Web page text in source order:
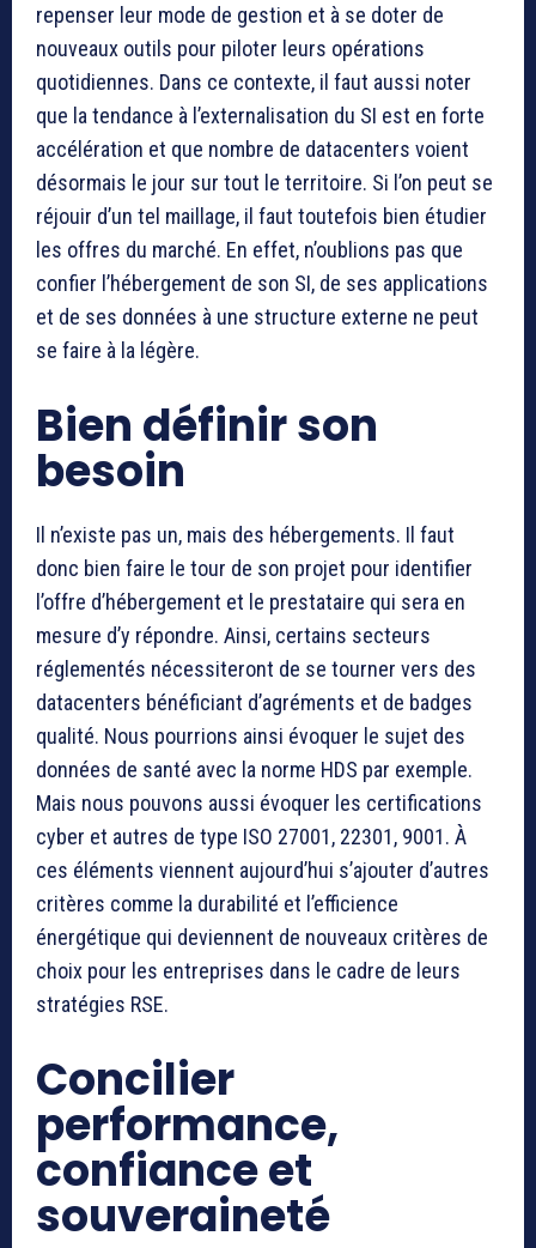
repenser leur mode de gestion et à se doter de
nouveaux outils pour piloter leurs opérations
quotidiennes. Dans ce contexte, il faut aussi noter
que la tendance à l’externalisation du SI est en forte
accélération et que nombre de datacenters voient
désormais le jour sur tout le territoire. Si l’on peut se
réjouir d’un tel maillage, il faut toutefois bien étudier
les offres du marché. En effet, n’oublions pas que
confier l’hébergement de son SI, de ses applications
et de ses données à une structure externe ne peut
se faire à la légère.
Bien définir son
besoin
Il n’existe pas un, mais des hébergements. Il faut
donc bien faire le tour de son projet pour identifier
l’offre d’hébergement et le prestataire qui sera en
mesure d’y répondre. Ainsi, certains secteurs
réglementés nécessiteront de se tourner vers des
datacenters bénéficiant d’agréments et de badges
qualité. Nous pourrions ainsi évoquer le sujet des
données de santé avec la norme HDS par exemple.
Mais nous pouvons aussi évoquer les certifications
cyber et autres de type ISO 27001, 22301, 9001. À
ces éléments viennent aujourd’hui s’ajouter d’autres
critères comme la durabilité et l’efficience
énergétique qui deviennent de nouveaux critères de
choix pour les entreprises dans le cadre de leurs
stratégies RSE.
Concilier
performance,
confiance et
souveraineté